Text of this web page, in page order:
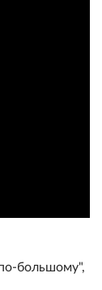
большому",